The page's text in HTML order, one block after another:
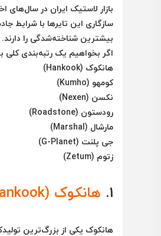
بازار لاستیک ایران در
سازگاری این تایرها با شرایط
بیشترین شناخته‌شدگی را دارند.
اگر بخواهیم یک رتبه‌بندی کلی
هانکوک (Hankook)
کومهو (Kumho)
نکسن (Nexen)
رودستون (Roadstone)
مارشال (Marshal)
جی پلنت (G-Planet)
زتوم (Zetum)
1. هانکوک (Hankook)